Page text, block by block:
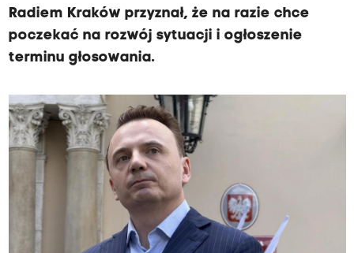
Radiem Kraków przyznał, że na razie chce
poczekać na rozwój sytuacji i ogłoszenie
terminu głosowania.